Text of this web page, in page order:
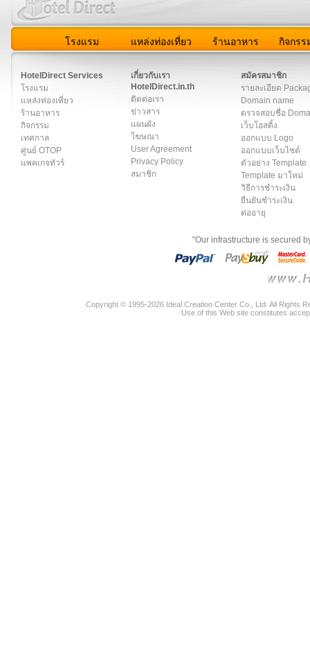
โรงแรม แหล่งท่องเที่ยว ร้านอาหาร กิจกรร
HotelDirect Services
โรงแรม
แหล่งท่องเที่ยว
ร้านอาหาร
กิจกรรม
เทศกาล
ศูนย์ OTOP
แพคเกจทัวร์
เกี่ยวกับเรา
HotelDirect.in.th
ติดต่อเรา
ข่าวสาร
แผนผัง
โฆษณา
User Agreement
Privacy Policy
สมาชิก
สมัครสมาชิก
รายละเอียด
Domain name
ตรวจสอบชื่อ
เว็บโฮสติ้ง
ออกแบบ Logo
ออกแบบเว็บไซต์
ตัวอย่าง Template
Template มาใหม่
วิธีการชำระเงิน
ยืนยันชำระเงิน
ต่ออายุ
"Our infrastructure is secured
Copyright © 1995-2026 Ideal Creation Center Co., Ltd. All Rights
Use of this Web site constitutes